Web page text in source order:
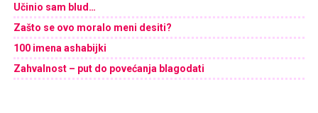
Učinio sam blud…
Zašto se ovo moralo meni desiti?
100 imena ashabijki
Zahvalnost – put do povećanja blagodati